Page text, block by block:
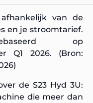
van de
en je stroomtarief.
op
Q1 2026. (Bron:
de S23 Hyd 3U:
die meer dan